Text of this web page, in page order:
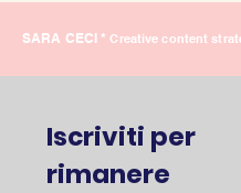
SARA CECI * Creative content
Iscriviti per
rimanere